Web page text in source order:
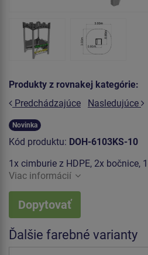
Produkty z rovnakej kategórie:
Predchádzajúce
Nasledujúce
Novinka
Kód produktu: DOH-6103KS-10
1x cimburie z HDPE, 2x bočnice,
Viac informácií
Dopytovať
Ďalšie farebné varianty